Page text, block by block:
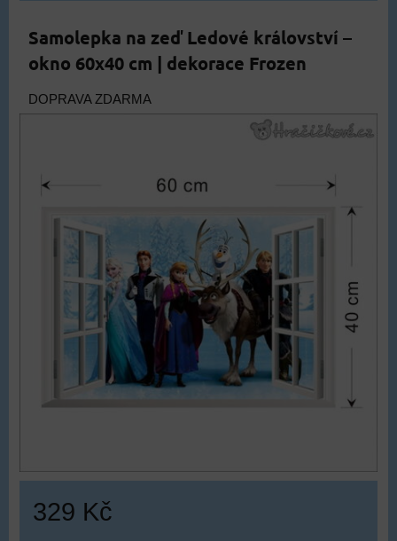
Samolepka na zeď Ledové království –
okno 60x40 cm | dekorace Frozen
DOPRAVA ZDARMA
329 Kč